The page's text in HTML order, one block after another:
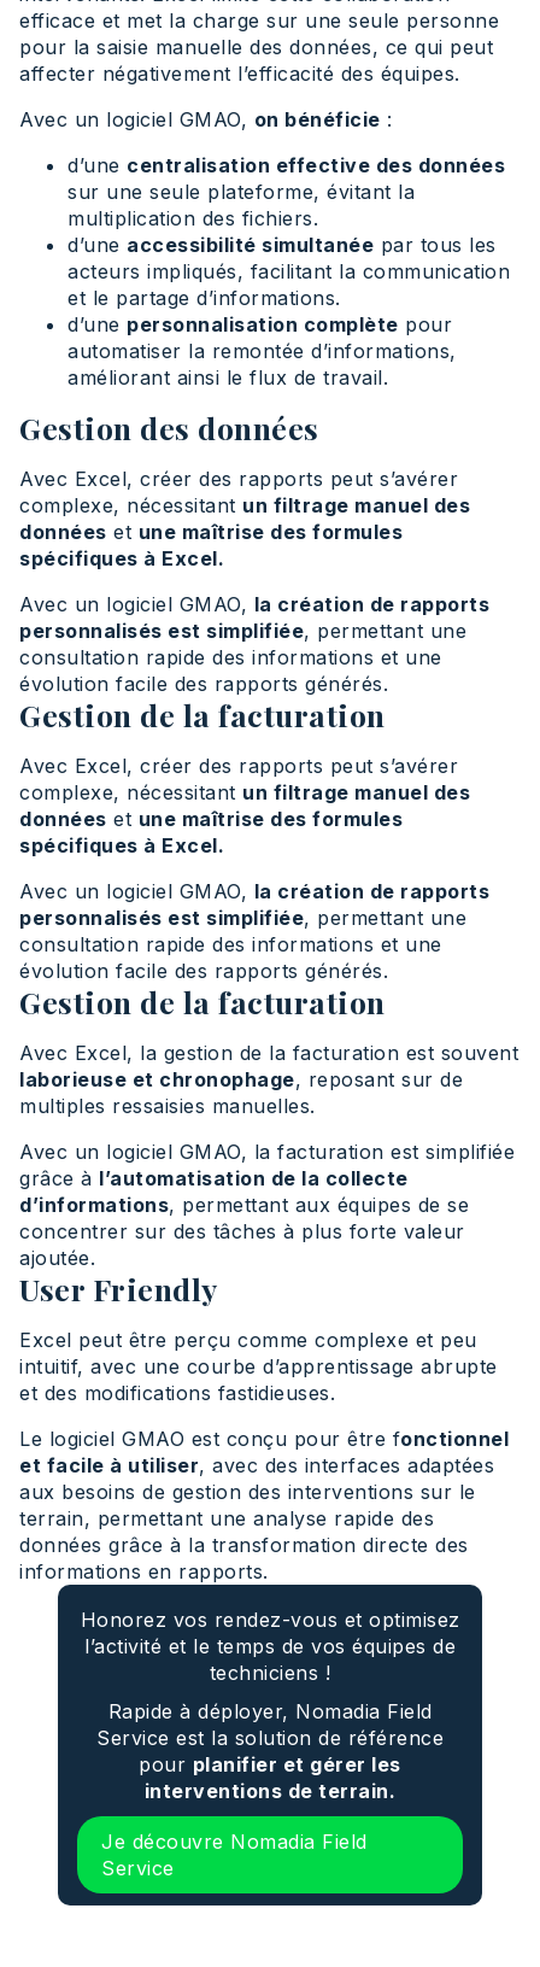
efficace et met la charge sur une seule personne
pour la saisie manuelle des données, ce qui peut
affecter négativement l’efficacité des équipes.
Avec un logiciel GMAO, on bénéficie :
d’une centralisation effective des données
sur une seule plateforme, évitant la
multiplication des fichiers.
d’une accessibilité simultanée par tous les
acteurs impliqués, facilitant la communication
et le partage d’informations.
d’une personnalisation complète pour
automatiser la remontée d’informations,
améliorant ainsi le flux de travail.
Gestion des données
Avec Excel, créer des rapports peut s’avérer
complexe, nécessitant un filtrage manuel des
données et une maîtrise des formules
spécifiques à Excel.
Avec un logiciel GMAO, la création de rapports
personnalisés est simplifiée, permettant une
consultation rapide des informations et une
évolution facile des rapports générés.
Gestion de la facturation
Avec Excel, créer des rapports peut s’avérer
complexe, nécessitant un filtrage manuel des
données et une maîtrise des formules
spécifiques à Excel.
Avec un logiciel GMAO, la création de rapports
personnalisés est simplifiée, permettant une
consultation rapide des informations et une
évolution facile des rapports générés.
Gestion de la facturation
Avec Excel, la gestion de la facturation est souvent
laborieuse et chronophage, reposant sur de
multiples ressaisies manuelles.
Avec un logiciel GMAO, la facturation est simplifiée
grâce à l’automatisation de la collecte
d’informations, permettant aux équipes de se
concentrer sur des tâches à plus forte valeur
ajoutée.
User Friendly
Excel peut être perçu comme complexe et peu
intuitif, avec une courbe d’apprentissage abrupte
et des modifications fastidieuses.
Le logiciel GMAO est conçu pour être fonctionnel
et facile à utiliser, avec des interfaces adaptées
aux besoins de gestion des interventions sur le
terrain, permettant une analyse rapide des
données grâce à la transformation directe des
informations en rapports.
Honorez vos rendez-vous et optimisez
l’activité et le temps de vos équipes de
techniciens !
Rapide à déployer, Nomadia Field
Service est la solution de référence
pour planifier et gérer les
interventions de terrain.
Je découvre Nomadia Field
Service